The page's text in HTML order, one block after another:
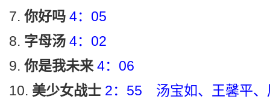
你好吗 4：05
字母汤 4：02
你是我未来 4：06
美少女战士 2：55 汤宝如、王馨平、